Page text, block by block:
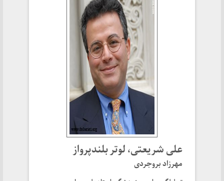
علی شریعتی، لوتر بلندپرواز
مهرزاد بروجردی